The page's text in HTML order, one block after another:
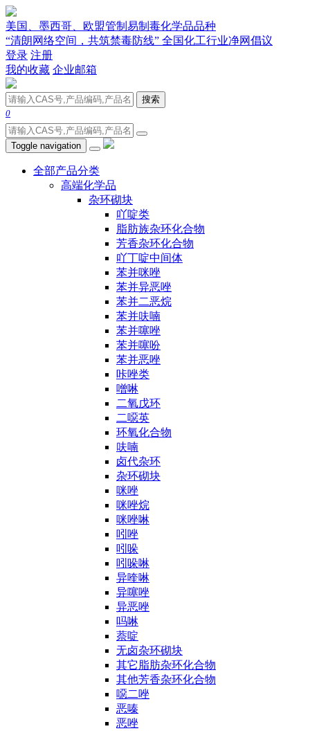
美国、墨西哥、欧盟管制易制毒化学品品种
“清朗网络空间，共筑禁毒防线” 全国化工行业净网倡议
登录 注册
我的收藏 企业邮箱
搜索
0
Toggle navigation
全部产品分类
高端化学品
杂环砌块
吖啶类
脂肪族杂环化合物
芳香杂环化合物
吖丁啶中间体
苯并咪唑
苯并异恶唑
苯并二恶烷
苯并呋喃
苯并噻唑
苯并噻吩
苯并恶唑
咔唑类
噌啉
二氧戊环
二噁英
环氧化合物
呋喃
卤代杂环
杂环砌块
咪唑
咪唑烷
咪唑啉
吲唑
吲哚
吲哚啉
异喹啉
异噻唑
异恶唑
吗啉
萘啶
无卤杂环砌块
其它脂肪杂环化合物
其他芳香杂环化合物
噁二唑
恶嗪
恶唑